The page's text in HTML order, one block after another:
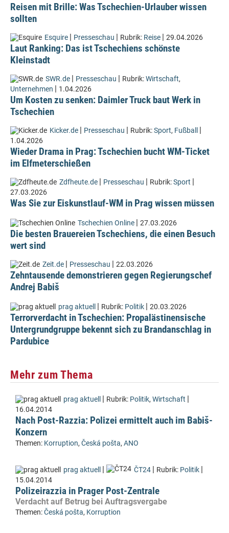
Reisen mit Brille: Was Tschechien-Urlauber wissen
sollten
Esquire | Presseschau | Rubrik: Reise | 29.04.2026
Laut Ranking: Das ist Tschechiens schönste
Kleinstadt
SWR.de | Presseschau | Rubrik:Wirtschaft,
Unternehmen | 1.04.2026
Um Kosten zu senken: Daimler Truck baut Werk in
Tschechien
Kicker.de | Presseschau | Rubrik:Sport, Fußball |
1.04.2026
Wieder Drama in Prag: Tschechien bucht WM-Ticket
im Elfmeterschießen
Zdfheute.de | Presseschau | Rubrik:Sport |
27.03.2026
Was Sie zur Eiskunstlauf-WM in Prag wissen müssen
Tschechien Online | 27.03.2026
Die besten Brauereien Tschechiens, die einen Besuch
wert sind
Zeit.de | Presseschau | 22.03.2026
Zehntausende demonstrieren gegen Regierungschef
Andrej Babiš
prag aktuell | Rubrik: Politik | 20.03.2026
Terrorverdacht in Tschechien: Propalästinensische
Untergrundgruppe bekennt sich zu Brandanschlag in
Pardubice
Mehr zum Thema
prag aktuell | Rubrik: Politik, Wirtschaft |
16.04.2014
Nach Post-Razzia: Polizei ermittelt auch im Babiš-
Konzern
Themen: Korruption, Česká pošta, ANO
prag aktuell | ČT24 | Rubrik: Politik |
15.04.2014
Polizeirazzia in Prager Post-Zentrale
Verdacht auf Betrug bei Auftragsvergabe
Themen:Česká pošta, Korruption